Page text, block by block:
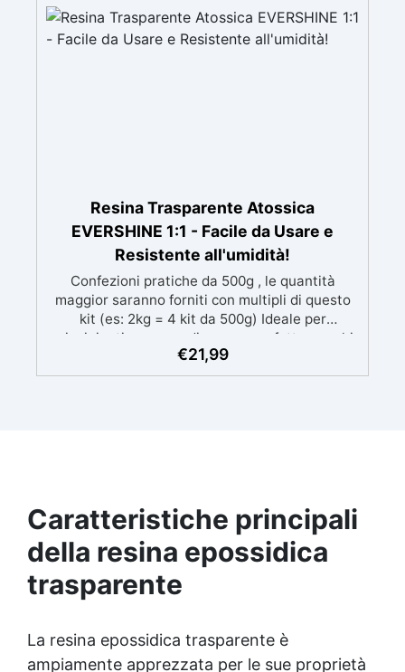
in 12-24h garantendo una superficie lucida e
brillante
Resina Trasparente Atossica
EVERSHINE 1:1 - Facile da Usare e
Resistente all'umidità!
Confezioni pratiche da 500g , le quantità
maggior saranno forniti con multipli di questo
kit (es: 2kg = 4 kit da 500g) Ideale per
principianti: a prova di errore, perfetta per chi
inizia. Sempre lucida: garantisce una finitura
brillante e uniforme in ogni condizione.
€21,99
Caratteristiche principali
della resina epossidica
trasparente
La resina epossidica trasparente è
ampiamente apprezzata per le sue proprietà